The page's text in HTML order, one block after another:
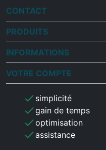
CONTACT
PRODUITS
INFORMATIONS
VOTRE COMPTE
check simplicité
checkgain de temps
checkoptimisation
checkassistance